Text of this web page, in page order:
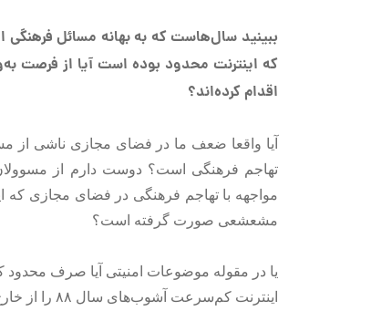
ببینید سال‌هاست که به بهانه مسائل
که اینترنت محدود بوده است آیا از فرصت
اقدام کرده‌اند؟
آیا واقعا ضعف ما در فضای مجازی ناشی از
تهاجم فرهنگی است؟ دوست دارم از
مواجهه با تهاجم فرهنگی در فضای مجازی
مشعشعی صورت گرفته است؟
یا در مقوله موضوعات امنیتی آیا صرف
اینترنت کم‌سرعت آشوب‌های سال ۸۸ را از خارج از کشور رهبری نکردند؟